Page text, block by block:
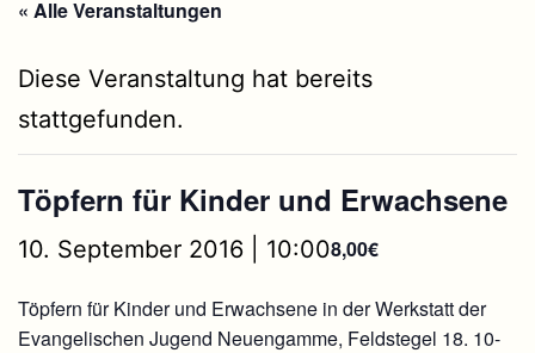
« Alle Veranstaltungen
Diese Veranstaltung hat bereits
stattgefunden.
Töpfern für Kinder und Erwachsene
10. September 2016 | 10:008,00€
Töpfern für Kinder und Erwachsene in der Werkstatt der
Evangelischen Jugend Neuengamme, Feldstegel 18. 10-